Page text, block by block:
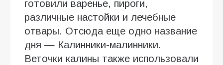
готовили варенье, пироги,
различные настойки и лечебные
отвары. Отсюда еще одно название
дня — Калинники-малинники.
Веточки калины также использовали